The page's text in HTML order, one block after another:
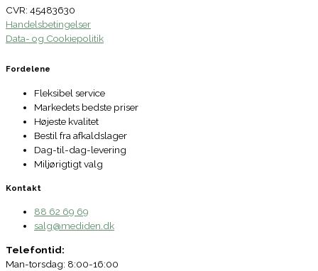
CVR: 45483630
Handelsbetingelser
Data- og Cookiepolitik
Fordelene
Fleksibel service
Markedets bedste priser
Højeste kvalitet
Bestil fra afkaldslager
Dag-til-dag-levering
Miljørigtigt valg
Kontakt
88 62 69 69
salg@mediden.dk
Telefontid:
Man-torsdag: 8:00-16:00